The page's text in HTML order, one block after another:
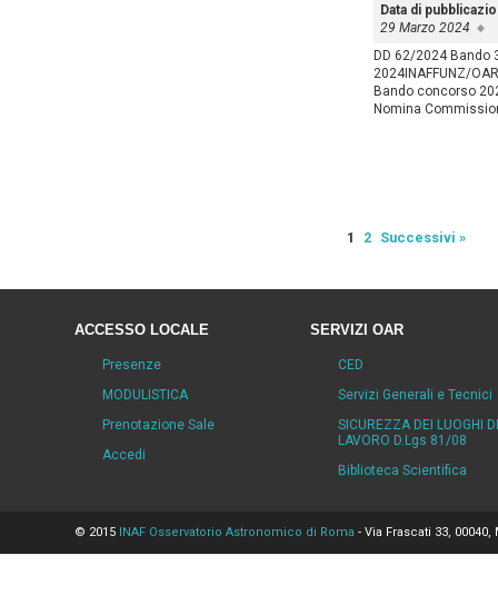
Data di
29 Marzo 2024
DD 62/2024 Bando
2024INAFFUNZ/
Bando concorso
Nomina
1 2 Successivi »
ACCESSO LOCALE
Presenze
MODULISTICA
Prenotazione Sale
Accedi
SERVIZI OAR
CED
Servizi Generali e Tecnici
SICUREZZA DEI LUOGHI DI
LAVORO D.Lgs 81/08
Biblioteca Scientifica
© 2015 INAF Osservatorio Astronomico di Roma - Via Frascati 33,